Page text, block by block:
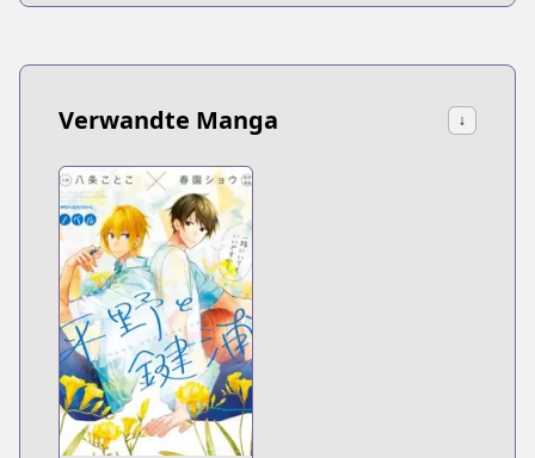
Verwandte Manga ↓